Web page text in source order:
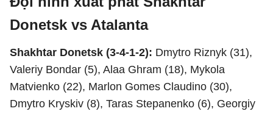
Donetsk vs Atalanta
Shakhtar Donetsk (3-4-1-2): Dmytro Riznyk (31),
Valeriy Bondar (5), Alaa Ghram (18), Mykola
Matvienko (22), Marlon Gomes Claudino (30),
Dmytro Kryskiv (8), Taras Stepanenko (6), Georgiy